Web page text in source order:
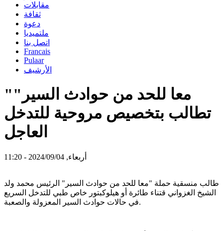
مقابلات
ثقافة
دعوة
ملتميديا
اتصل بنا
Francais
Pulaar
الأرشيف
"معا للحد من حوادث السير"
تطالب بتخصيص مروحية للتدخل
العاجل
أربعاء, 2024/09/04 - 11:20
طالب منسقية حملة "معا للحد من حوادث السير" الرئيس محمد ولد
الشيخ الغزواني قتناء طائرة أو هيلوكبتور خاص طبي للتدخل السريع
في حالات حوادث السير المعزولة والصعبة.